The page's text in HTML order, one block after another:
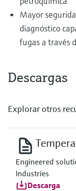
Mayor
diagnóstico
fugas a través
Descargas
Explorar otros
Engineered
Industries
Descarga